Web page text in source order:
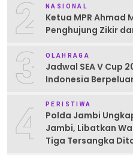
2 NASIONAL
Ketua MPR Ahmad
Penghujung Zikir
3 OLAHRAGA
Jadwal SEA V Cup
Indonesia
4 PERISTIWA
Polda Jambi
Jambi, Libatkan
Tiga Tersangka